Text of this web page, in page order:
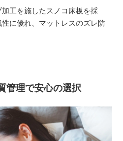
工を施したスノコ床板を採
に優れ、マットレスのズレ防
管理で安心の選択